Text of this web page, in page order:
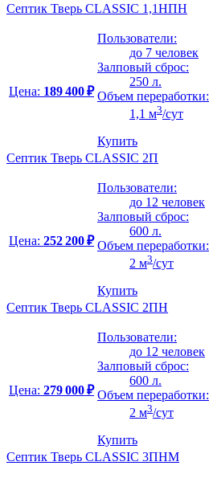
Септик Тверь CLASSIC 1,1НПН
Цена: 189 400 ₽
Пользователи:
до 7 человек
Залповый сброс:
250 л.
Объем переработки:
1,1 м3/сут
Купить
Септик Тверь CLASSIC 2П
Цена: 252 200 ₽
Пользователи:
до 12 человек
Залповый сброс:
600 л.
Объем переработки:
2 м3/сут
Купить
Септик Тверь CLASSIC 2ПН
Цена: 279 000 ₽
Пользователи:
до 12 человек
Залповый сброс:
600 л.
Объем переработки:
2 м3/сут
Купить
Септик Тверь CLASSIC 3ПНМ